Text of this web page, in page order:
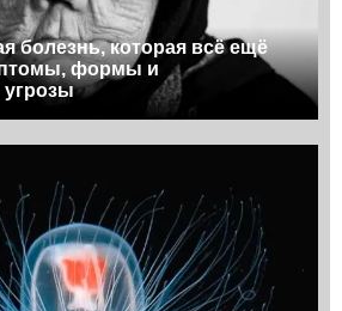
болезнь, которая всё ещё
формы и